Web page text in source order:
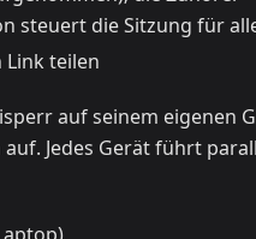
steuert die Sitzung für
Link teilen
auf seinem eigenen
Jedes Gerät führt